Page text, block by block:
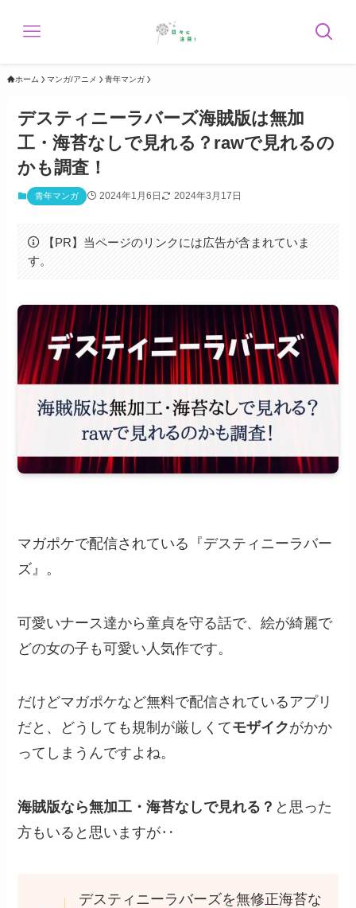
ホーム マンガ/アニメ 青年マンガ
デスティニーラバーズ海賊版は無加
工・海苔なしで見れる？rawで見れるの
かも調査！
青年マンガ 2024年1月6日 2024年3月17日
【PR】当ページのリンクには広告が含まれていま
す。
マガポケで配信されている『デスティニーラバー
ズ』。
可愛いナース達から童貞を守る話で、絵が綺麗で
どの女の子も可愛い人気作です。
だけどマガポケなど無料で配信されているアプリ
だと、どうしても規制が厳しくてモザイクがかか
ってしまうんですよね。
海賊版なら無加工・海苔なしで見れる？ と思った
方もいると思いますが‥
デスティニーラバーズを無修正海苔な